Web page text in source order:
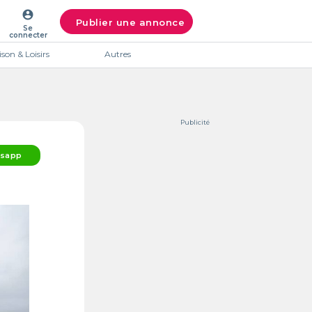
account_circle
Se
connecter
Publier une annonce
& Loisirs Autres
Publicité